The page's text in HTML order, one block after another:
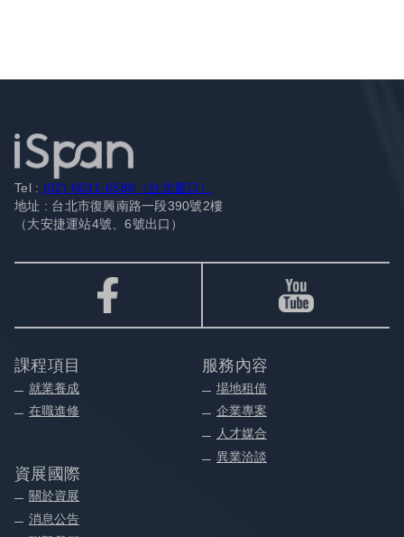
Tel : (02) 6631-6588（台北窗口）
地址 : 台北市復興南路一段390號2樓
（大安捷運站4號、6號出口）
課程項目
就業養成
在職進修
服務內容
場地租借
企業專案
人才媒合
異業洽談
資展國際
關於資展
消息公告